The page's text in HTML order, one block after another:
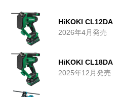
HiKOKI CL12DA
2026年4月発売
HiKOKI CL18DA
2025年12月発売